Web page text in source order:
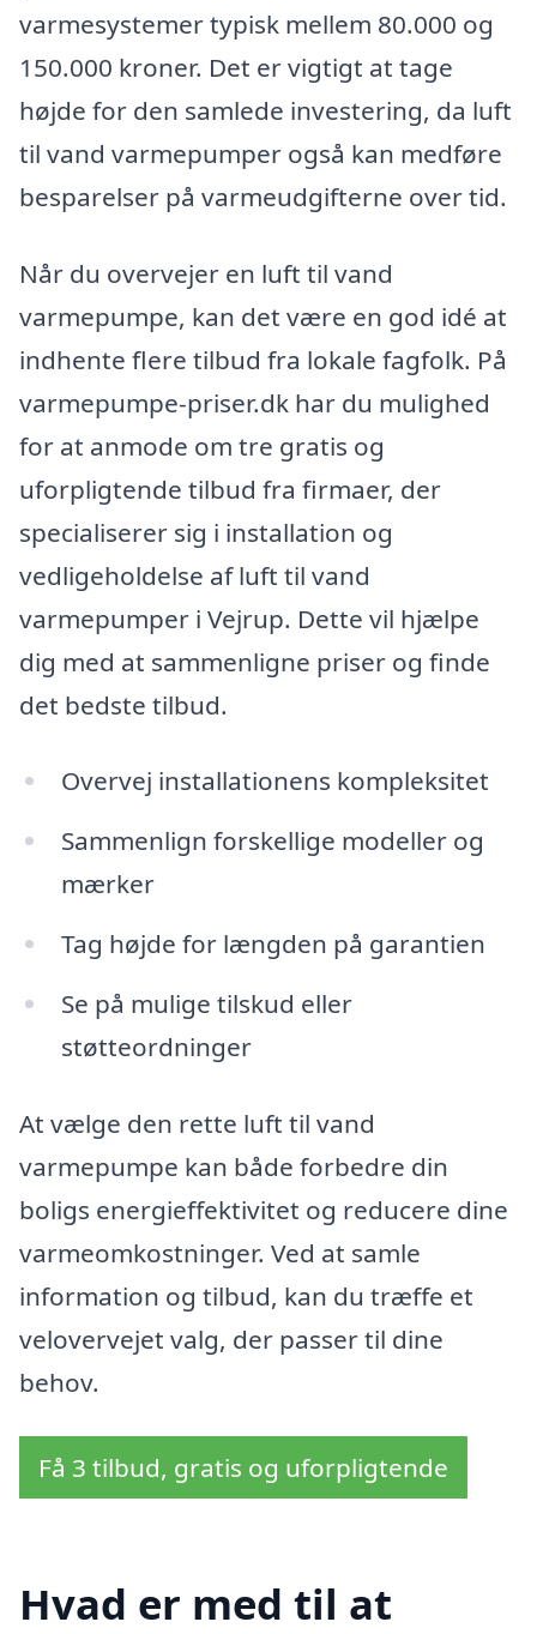
varmesystemer typisk mellem 80.000 og
150.000 kroner. Det er vigtigt at tage
højde for den samlede investering, da luft
til vand varmepumper også kan medføre
besparelser på varmeudgifterne over tid.
Når du overvejer en luft til vand
varmepumpe, kan det være en god idé at
indhente flere tilbud fra lokale fagfolk. På
varmepumpe-priser.dk har du mulighed
for at anmode om tre gratis og
uforpligtende tilbud fra firmaer, der
specialiserer sig i installation og
vedligeholdelse af luft til vand
varmepumper i Vejrup. Dette vil hjælpe
dig med at sammenligne priser og finde
det bedste tilbud.
Overvej installationens kompleksitet
Sammenlign forskellige modeller og
mærker
Tag højde for længden på garantien
Se på mulige tilskud eller
støtteordninger
At vælge den rette luft til vand
varmepumpe kan både forbedre din
boligs energieffektivitet og reducere dine
varmeomkostninger. Ved at samle
information og tilbud, kan du træffe et
velovervejet valg, der passer til dine
behov.
Få 3 tilbud, gratis og uforpligtende
Hvad er med til at